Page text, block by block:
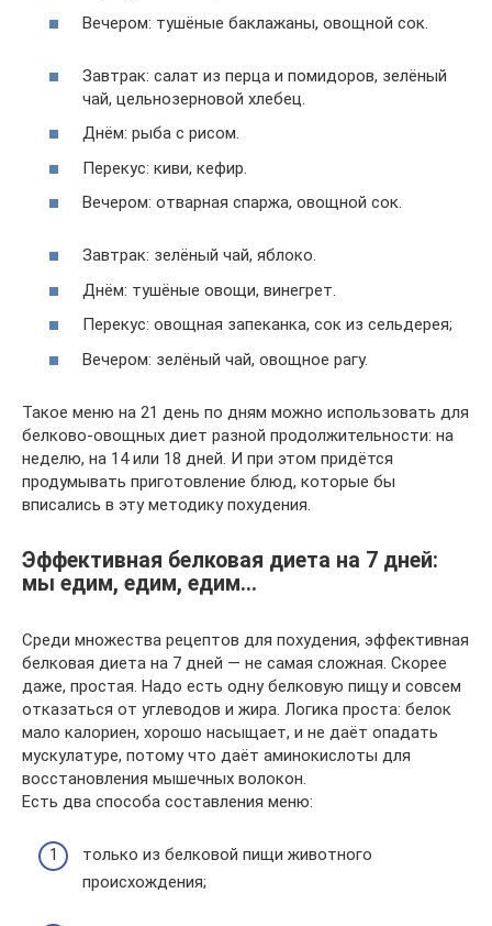
Вечером: тушёные баклажаны, овощной сок.
Завтрак: салат из перца и помидоров, зелёный
чай, цельнозерновой хлебец.
Днём: рыба с рисом.
Перекус: киви, кефир.
Вечером: отварная спаржа, овощной сок.
Завтрак: зелёный чай, яблоко.
Днём: тушёные овощи, винегрет.
Перекус: овощная запеканка, сок из сельдерея;
Вечером: зелёный чай, овощное рагу.
Такое меню на 21 день по дням можно использовать для
белково-овощных диет разной продолжительности: на
неделю, на 14 или 18 дней. И при этом придётся
продумывать приготовление блюд, которые бы
вписались в эту методику похудения.
Эффективная белковая диета на 7 дней:
мы едим, едим, едим…
Среди множества рецептов для похудения, эффективная
белковая диета на 7 дней — не самая сложная. Скорее
даже, простая. Надо есть одну белковую пищу и совсем
отказаться от углеводов и жира. Логика проста: белок
мало калориен, хорошо насыщает, и не даёт опадать
мускулатуре, потому что даёт аминокислоты для
восстановления мышечных волокон.
Есть два способа составления меню:
только из белковой пищи животного
происхождения;